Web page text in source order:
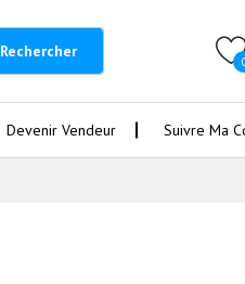
Rechercher
Devenir Vendeur Suivre Ma